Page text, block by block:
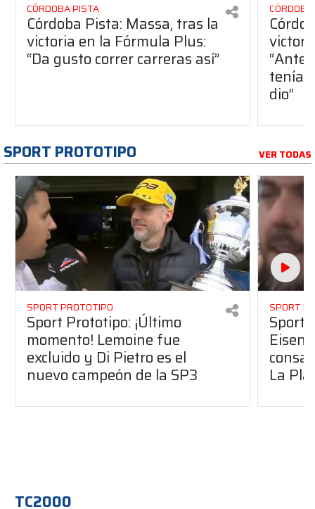
CÓRDOBA PISTA
Córdoba Pista: Massa, tras la
victoria en la Fórmula Plus:
“Da gusto correr carreras así”
dio”
SPORT PROTOTIPO VER TODAS
SPORT PROTOTIPO
Sport Prototipo: ¡Último
momento! Lemoine fue
excluido y Di Pietro es el
nuevo campeón de la SP3
SPORT
Sport
La
TC2000